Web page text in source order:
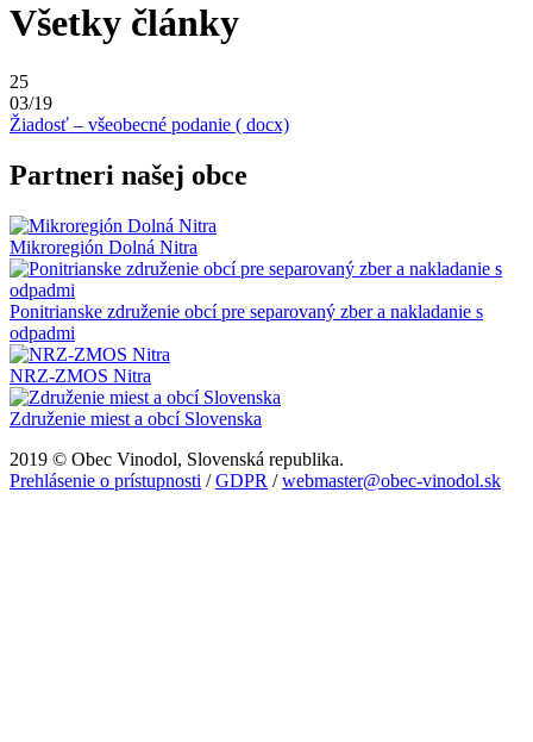
Všetky články
25
03/19
Žiadosť – všeobecné podanie ( docx)
Partneri našej obce
Mikroregión Dolná Nitra
Ponitrianske združenie obcí pre separovaný zber a nakladanie s
odpadmi
NRZ-ZMOS Nitra
Združenie miest a obcí Slovenska
2019 © Obec Vinodol, Slovenská republika.
Prehlásenie o prístupnosti /GDPR /webmaster@obec-vinodol.sk